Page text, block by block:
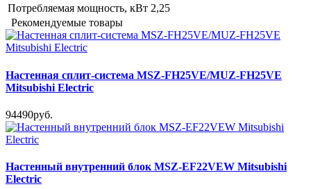
Потребляемая мощность, кВт 2,25
Рекомендуемые товары
Настенная сплит-система MSZ-FH25VE/MUZ-FH25VE
Mitsubishi Electric
94490руб.
Настенный внутренний блок MSZ-EF22VEW Mitsubishi
Electric